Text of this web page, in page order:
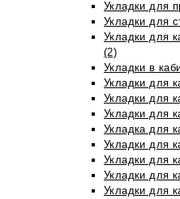
Укладки для
Укладки для
Укладки для
(2)
Укладки в
Укладки для
Укладки для
Укладки для
Укладка для
Укладки для
Укладки для
Укладки для
Укладки для